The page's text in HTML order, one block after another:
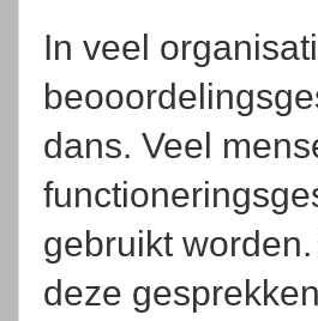
In veel
dans. Veel
gebruikt
deze